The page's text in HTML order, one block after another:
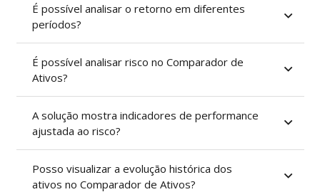
É possível analisar o retorno em diferentes
períodos?
É possível analisar risco no Comparador de
Ativos?
A solução mostra indicadores de performance
ajustada ao risco?
Posso visualizar a evolução histórica dos
ativos no Comparador de Ativos?